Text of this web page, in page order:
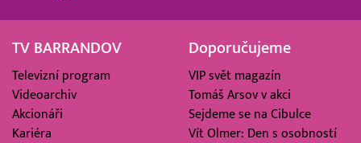
TV BARRANDOV
Televizní program
Videoarchiv
Akcionáři
Kariéra
Doporučujeme
VIP svět magazín
Tomáš Arsov v akci
Sejdeme se na Cibulce
Vít Olmer: Den s osobností